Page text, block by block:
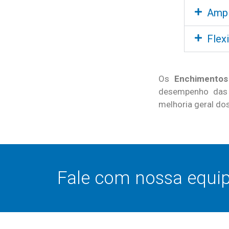
Os
desempenho
melhoria geral
Fale com nossa